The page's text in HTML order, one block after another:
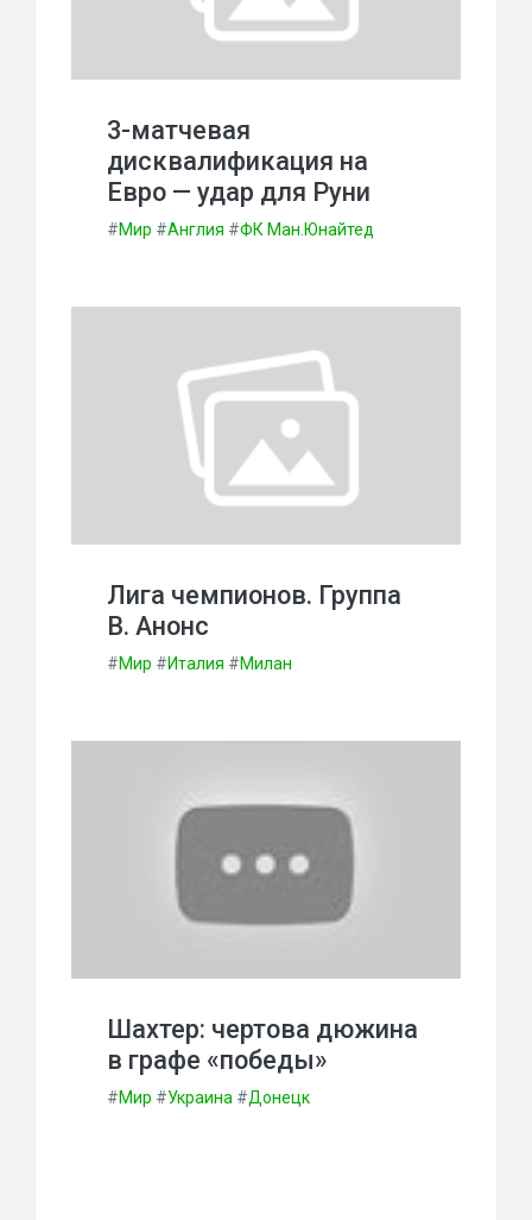
3-матчевая
дисквалификация на
Евро — удар для Руни
#Мир #Англия #ФК Ман.Юнайтед
Лига чемпионов. Группа
В. Анонс
#Мир #Италия #Милан
Шахтер: чертова дюжина
в графе «победы»
#Мир #Украина #Донецк